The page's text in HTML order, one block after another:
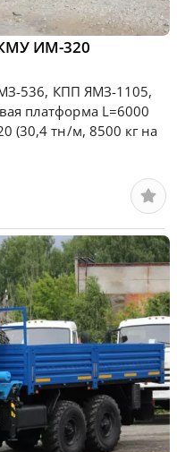
КМУ ИМ-320
536, КПП ЯМЗ-1105,
платформа L=6000
(30,4 тн/м, 8500 кг на